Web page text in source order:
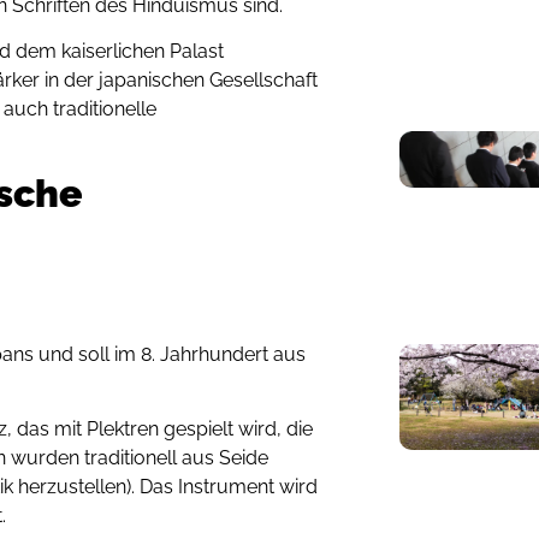
des Hinduismus sind.
dem kaiserlichen Palast
in der japanischen Gesellschaft
auch traditionelle
und soll im 8. Jahrhundert aus
das mit Plektren gespielt wird, die
wurden traditionell aus Seide
herzustellen). Das Instrument wird